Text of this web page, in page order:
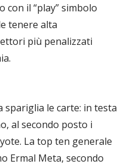
con il “play” simbolo
tenere alta
più penalizzati
spariglia le carte: in testa
al secondo posto i
La top ten generale
Ermal Meta, secondo